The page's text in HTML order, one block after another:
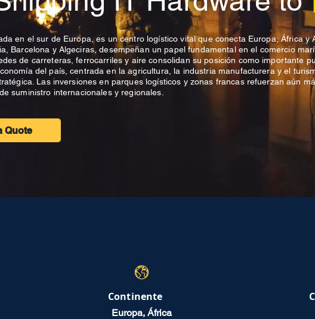
en el sur de Europa, es un centro logístico vital que conecta Europa, África y
Barcelona y Algeciras, desempeñan un papel fundamental en el comercio
de carreteras, ferrocarriles y aire consolidan su posición como importante
del país, centrada en la agricultura, la industria manufacturera y el
Las inversiones en parques logísticos y zonas francas refuerzan aún
suministro internacionales y regionales.
Quote
Continente
Europa, África